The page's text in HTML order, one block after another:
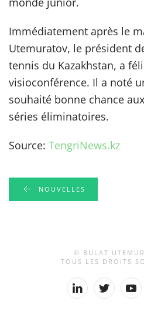
Immédiatement après le
Utemuratov, le président
tennis du Kazakhstan, a
visioconférence. Il a noté
souhaité bonne chance
séries éliminatoires.
Source: TengriNews.kz
NOUVELLES
© BULAT
TOUS LES DROITS